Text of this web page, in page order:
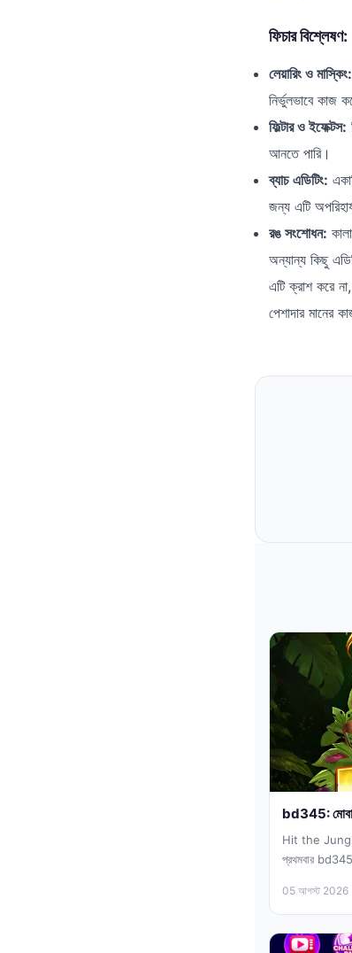
ফিচার বিশ্লেষণ:
লেয়ারিং ও মাস্কিং:
নির্ভুলভাবে কাজ
ফিল্টার ও ইফেক্টস:
আনতে পারি।
ব্যাচ এডিটিং:
জন্য এটি
রঙ সংশোধন:
অন্যান্য কিছু
এটি ক্রাশ করে
পেশাদার মানের
bd345:
Hit the Jungle:
প্রথমবার
05 আগস্ট 2026